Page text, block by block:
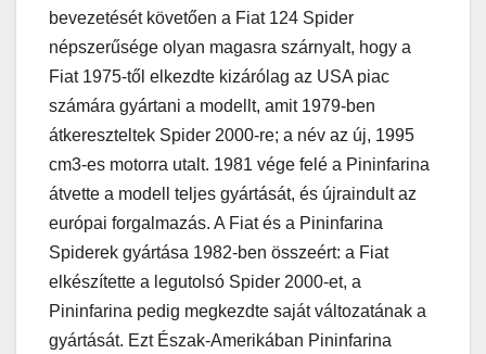
bevezetését követően a Fiat 124 Spider
népszerűsége olyan magasra szárnyalt, hogy a
Fiat 1975-től elkezdte kizárólag az USA piac
számára gyártani a modellt, amit 1979-ben
átkereszteltek Spider 2000-re; a név az új, 1995
cm3-es motorra utalt. 1981 vége felé a Pininfarina
átvette a modell teljes gyártását, és újraindult az
európai forgalmazás. A Fiat és a Pininfarina
Spiderek gyártása 1982-ben összeért: a Fiat
elkészítette a legutolsó Spider 2000-et, a
Pininfarina pedig megkezdte saját változatának a
gyártását. Ezt Észak-Amerikában Pininfarina